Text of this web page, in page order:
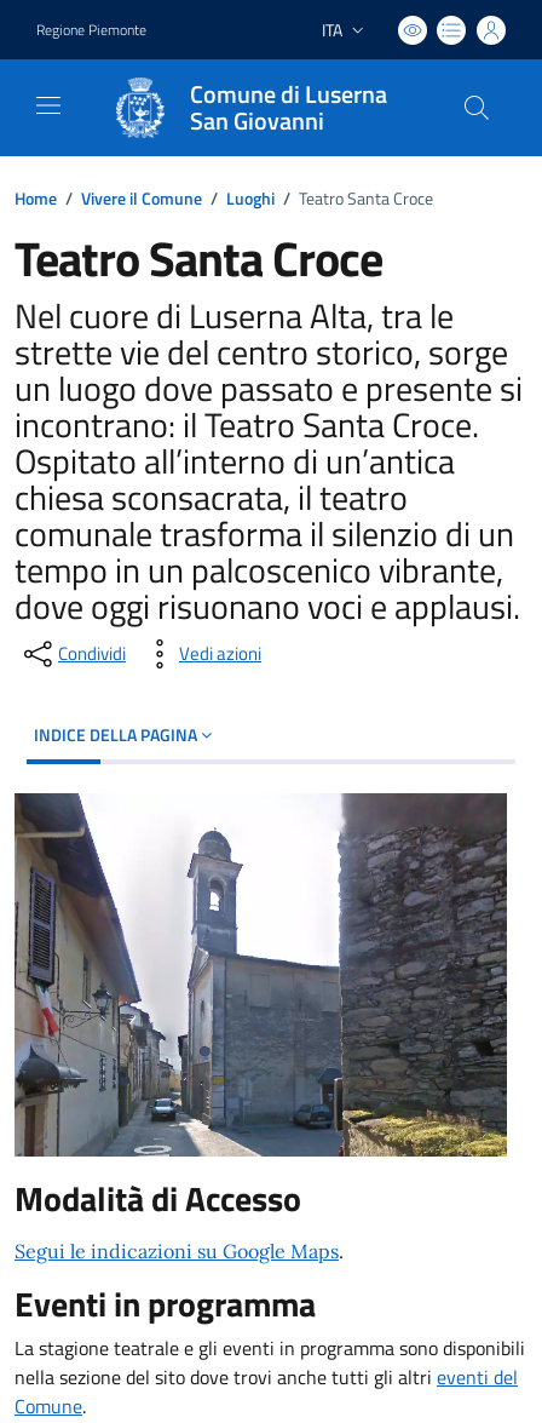
Regione Piemonte Lingua attiva:
ITA
Comune di Luserna
San Giovanni
Home / Vivere il Comune / Luoghi / Teatro Santa Croce
Teatro Santa Croce
Nel cuore di Luserna Alta, tra le
strette vie del centro storico, sorge
un luogo dove passato e presente si
incontrano: il Teatro Santa Croce.
Ospitato all’interno di un’antica
chiesa sconsacrata, il teatro
comunale trasforma il silenzio di un
tempo in un palcoscenico vibrante,
dove oggi risuonano voci e applausi.
Condividi Vedi azioni
INDICE DELLA PAGINA
Modalità di Accesso
Segui le indicazioni su Google Maps.
Eventi in programma
La stagione teatrale e gli eventi in programma sono disponibili
nella sezione del sito dove trovi anche tutti gli altri eventi del
Comune.